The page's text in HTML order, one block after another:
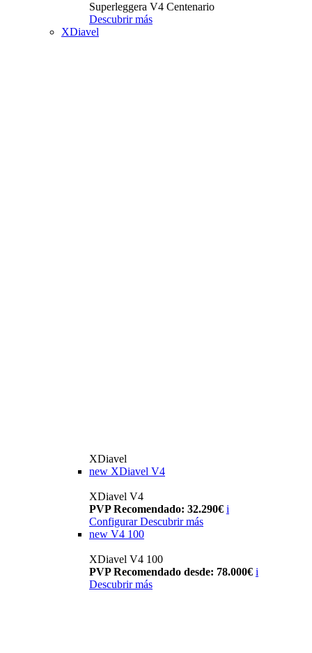
Superleggera V4 Centenario
Descubrir más
XDiavel
XDiavel
new XDiavel V4
XDiavel V4
PVP Recomendado: 32.290€ i
Configurar Descubrir más
new V4 100
XDiavel V4 100
PVP Recomendado desde: 78.000€ i
Descubrir más